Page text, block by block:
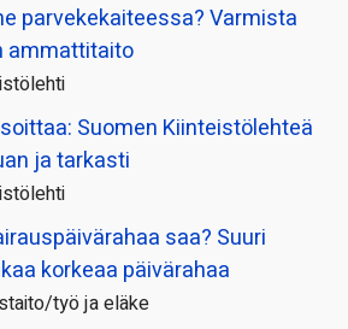
parvekekaiteessa? Varmista
ammattitaito
Suomen Kiinteistölehteä
ja tarkasti
saa? Suuri
korkeaa päivärahaa
työ ja eläke